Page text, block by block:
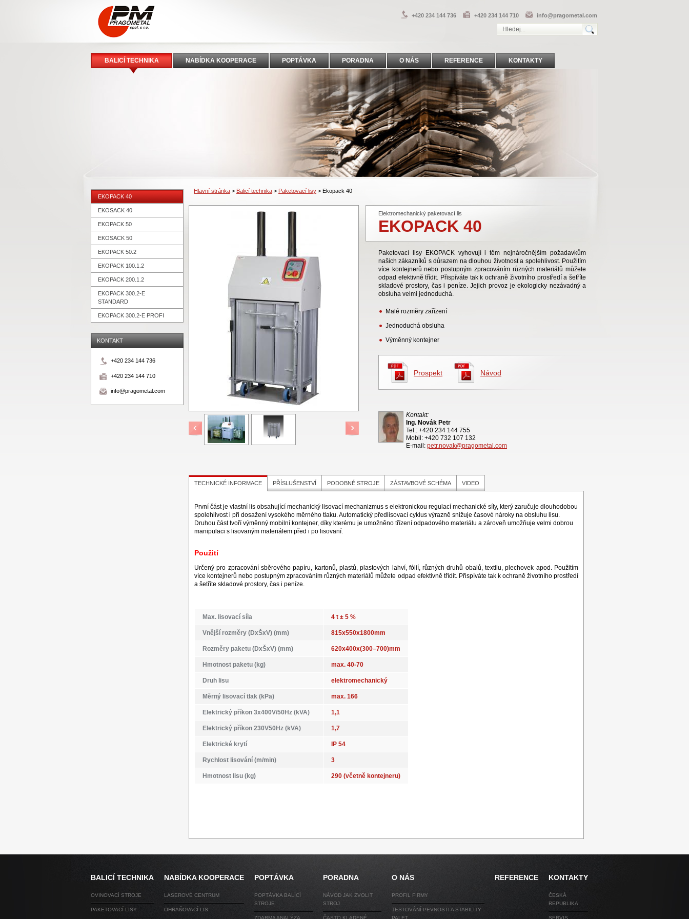
BALICÍ TECHNIKA NABÍDKA KOOPERACE POPTÁVKA PORADNA O NÁS REFERENCE KONTAKTY
+420 234 144 736 +420 234 144 710 info@pragometal.com
Hlavní stránka > Balicí technika > Paketovací lisy > Ekopack 40
Elektromechanický paketovací lis
EKOPACK 40
Paketovací lisy EKOPACK vyhovují i těm nejnáročnějším požadavkům
našich zákazníků s důrazem na dlouhou životnost a spolehlivost. Použitím
více kontejnerů nebo postupným zpracováním různých materiálů můžete
odpad efektivně třídit. Přispíváte tak k ochraně životního prostředí a šetříte
skladové prostory, čas i peníze. Jejich provoz je ekologicky nezávadný a
obsluha velmi jednoduchá.
Malé rozměry zařízení
Jednoduchá obsluha
Výměnný kontejner
Prospekt Návod
Kontakt:
Ing. Novák Petr
Tel.: +420 234 144 755
Mobil: +420 732 107 132
E-mail: petr.novak@pragometal.com
TECHNICKÉ INFORMACE PŘÍSLUŠENSTVÍ PODOBNÉ STROJE ZÁSTAVBOVÉ SCHÉMA VIDEO
První část je vlastní lis obsahující mechanický lisovací mechanizmus s elektronickou regulací mechanické síly, který zaručuje dlouhodobou
spolehlivost i při dosažení vysokého měrného tlaku. Automatický předlisovací cyklus výrazně snižuje časové nároky na obsluhu lisu.
Druhou část tvoří výměnný mobilní kontejner, díky kterému je umožněno třízení odpadového materiálu a zároveň umožňuje velmi dobrou
manipulaci s lisovaným materiálem před i po lisovaní.
Použití
Určený pro zpracování sběrového papíru, kartonů, plastů, plastových lahví, fólií, různých druhů obalů, textilu, plechovek apod. Použitím
více kontejnerů nebo postupným zpracováním různých materiálů můžete odpad efektivně třídit. Přispíváte tak k ochraně životního prostředí
a šetříte skladové prostory, čas i peníze.
Max. lisovací síla 4 t ± 5 %
Vnější rozměry (DxŠxV) (mm) 815x550x1800mm
Rozměry paketu (DxŠxV) (mm) 620x400x(300–700)mm
Hmotnost paketu (kg) max. 40-70
Druh lisu elektromechanický
Měrný lisovací tlak (kPa) max. 166
Elektrický příkon 3x400V/50Hz (kVA) 1,1
Elektrický příkon 230V50Hz (kVA) 1,7
Elektrické krytí IP 54
Rychlost lisování (m/min) 3
Hmotnost lisu (kg) 290 (včetně kontejneru)
EKOPACK 40
EKOSACK 40
EKOPACK 50
EKOSACK 50
EKOPACK 50.2
EKOPACK 100.1.2
EKOPACK 200.1.2
EKOPACK 300.2-E
STANDARD
EKOPACK 300.2-E PROFI
KONTAKT
+420 234 144 736
+420 234 144 710
info@pragometal.com
BALICÍ TECHNIKA
OVINOVACÍ STROJE
PAKETOVACÍ LISY
NABÍDKA KOOPERACE
LASEROVÉ CENTRUM
OHRAŇOVACÍ LIS
POPTÁVKA
POPTÁVKA BALÍCÍ
STROJE
ZDARMA ANALÝZA
PORADNA
NÁVOD JAK ZVOLIT
STROJ
ČASTO KLADENÉ
O NÁS
PROFIL FIRMY
TESTOVÁNÍ PEVNOSTI A STABILITY
PALET
REFERENCE KONTAKTY
ČESKÁ
REPUBLIKA
SERVIS